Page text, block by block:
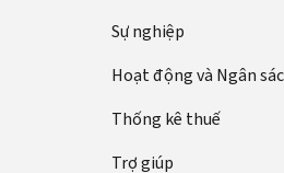
Sự nghiệp
Hoạt động và Ngân
Thống kê thuế
Trợ giúp